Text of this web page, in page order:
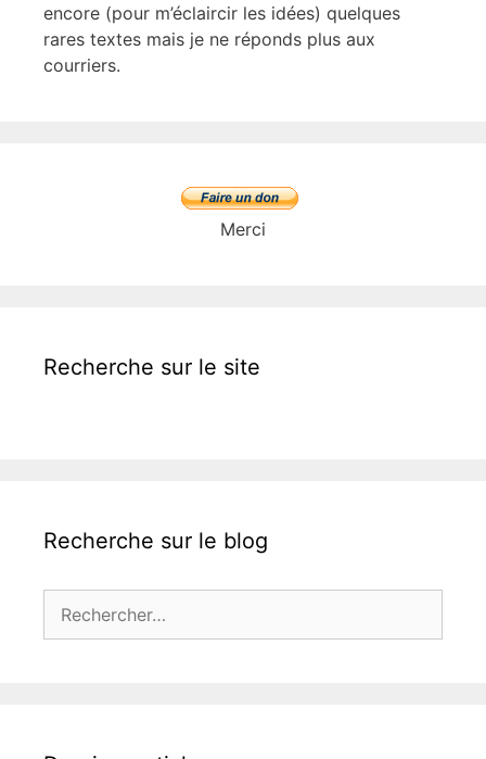
encore (pour m’éclaircir les idées) quelques
rares textes mais je ne réponds plus aux
courriers.
Merci
Recherche sur le site
Recherche sur le blog